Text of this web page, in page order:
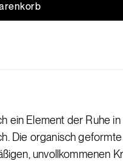
ein Element der Ruhe in
Die organisch geformte
unvollkommenen